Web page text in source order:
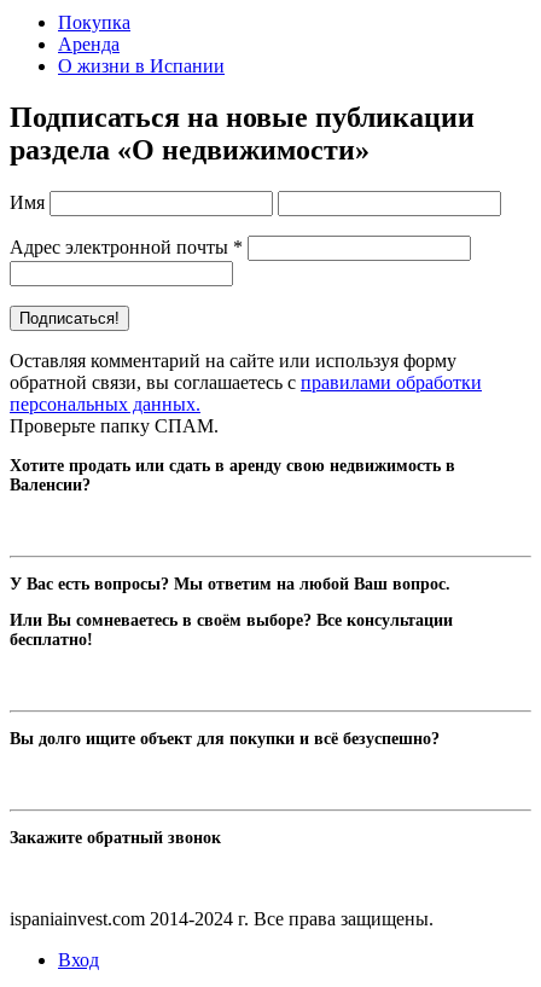
Покупка
Аренда
О жизни в Испании
Подписаться на новые публикации
раздела «О недвижимости»
Имя
Адрес электронной почты *
Оставляя комментарий на сайте или используя форму
обратной связи, вы соглашаетесь с правилами обработки
персональных данных.
Проверьте папку СПАМ.
Хотите продать или сдать в аренду свою недвижимость в
Валенсии?
У Вас есть вопросы? Мы ответим на любой Ваш вопрос.
Или Вы сомневаетесь в своём выборе? Все консультации
бесплатно!
Вы долго ищите объект для покупки и всё безуспешно?
Закажите обратный звонок
ispaniainvest.com 2014-2024 г. Все права защищены.
Вход